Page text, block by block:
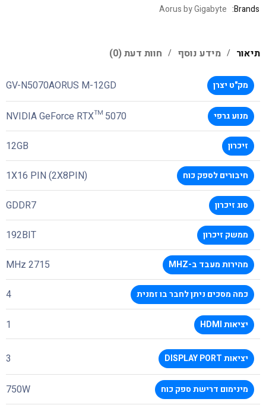
Brands:
Aorus by Gigabyte
תיאור מידע נוסף חוות דעת (0)
מק"ט יצרן GV-N5070AORUS M-12GD
מנוע גרפי NVIDIA GeForce RTX™ 5070
זיכרון 12GB
חיבורים לספק כוח 1X16 PIN (2X8PIN)
סוג זיכרון GDDR7
ממשק זיכרון 192BIT
מהירות מעבד ב-MHZ 2715 MHz
כמה מסכים ניתן לחבר בו זמנית 4
יציאות HDMI 1
יציאות DISPLAY PORT 3
מינימום דרישת ספק כוח 750W